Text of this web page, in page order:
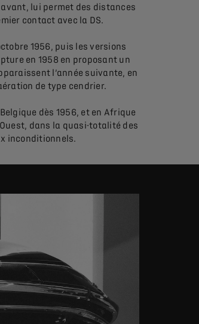
lui permet des distances
contact avec la DS.
1956, puis les versions
en 1958 en proposant un
l’année suivante, en
de type cendrier.
dès 1956, et en Afrique
dans la quasi-totalité des
inconditionnels.